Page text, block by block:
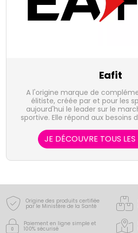
Eafit
A l'origine marque de
élitiste, créée par et pour les
aujourd'hui le leader sur le
sportive. Elle répond aux besoins
gammes sur mesure : EAFIT
EAFIT Endurance et EAFIT
JE DÉCOUVRE TOUS
Origine des produits certifiée
par le Ministère de la Santé
Paiement en ligne simple et
100% sécurisé